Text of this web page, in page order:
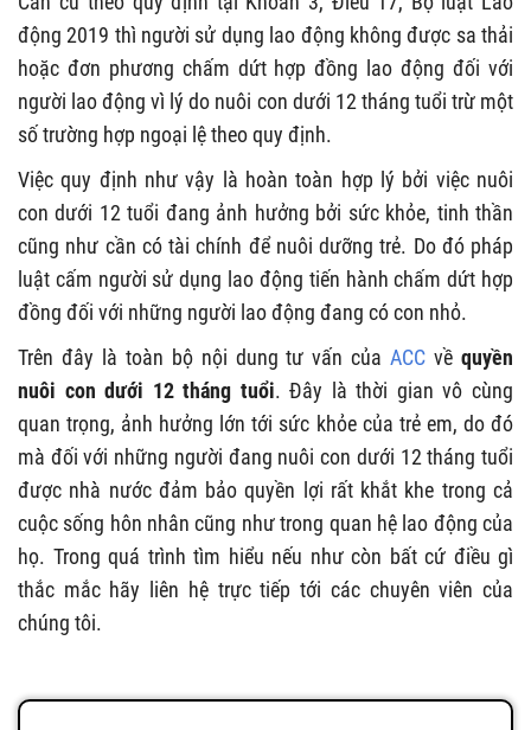
động 2019 thì người sử dụng lao động không được sa thải
hoặc đơn phương chấm dứt hợp đồng lao động đối với
người lao động vì lý do nuôi con dưới 12 tháng tuổi trừ một
số trường hợp ngoại lệ theo quy định.
Việc quy định như vậy là hoàn toàn hợp lý bởi việc nuôi
con dưới 12 tuổi đang ảnh hưởng bởi sức khỏe, tinh thần
cũng như cần có tài chính để nuôi dưỡng trẻ. Do đó pháp
luật cấm người sử dụng lao động tiến hành chấm dứt hợp
đồng đối với những người lao động đang có con nhỏ.
Trên đây là toàn bộ nội dung tư vấn củaACC vềquyền
nuôi con dưới 12 tháng tuổi. Đây là thời gian vô cùng
quan trọng, ảnh hưởng lớn tới sức khỏe của trẻ em, do đó
mà đối với những người đang nuôi con dưới 12 tháng tuổi
được nhà nước đảm bảo quyền lợi rất khắt khe trong cả
cuộc sống hôn nhân cũng như trong quan hệ lao động của
họ. Trong quá trình tìm hiểu nếu như còn bất cứ điều gì
thắc mắc hãy liên hệ trực tiếp tới các chuyên viên của
chúng tôi.